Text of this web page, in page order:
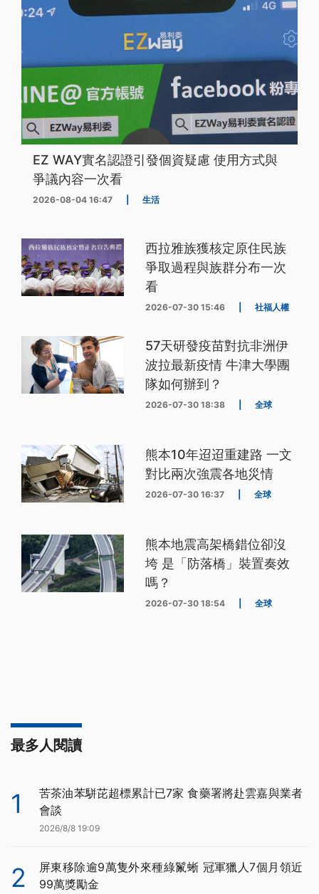
EZ WAY實名認證引發個資疑慮 使用方式與
爭議內容一次看
2026-08-04 16:47 生活
西拉雅族獲核定原住民族
爭取過程與族群分布一次
看
2026-07-30 15:46 社福人權
57天研發疫苗對抗非洲伊
波拉最新疫情 牛津大學團
隊如何辦到？
2026-07-30 18:38 全球
熊本10年迢迢重建路 一文
對比兩次強震各地災情
2026-07-30 16:37 全球
熊本地震高架橋錯位卻沒
垮 是「防落橋」裝置奏效
嗎？
2026-07-30 18:54 全球
最多人閱讀
1
苦茶油苯駢芘超標累計已7家 食藥署將赴雲嘉與業者
會談
2026/8/8 19:09
2
屏東移除逾9萬隻外來種綠鬣蜥 冠軍獵人7個月領近
99萬獎勵金